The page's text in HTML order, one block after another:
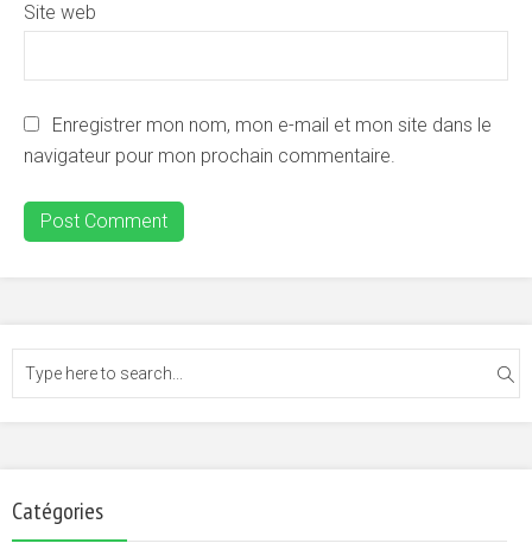
Site web
Enregistrer mon nom, mon e-mail et mon site dans le
navigateur pour mon prochain commentaire.
Catégories